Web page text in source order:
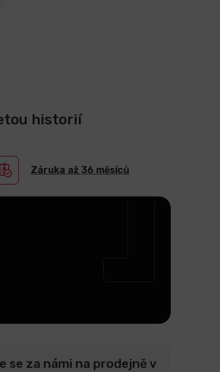
historií
Záruka až 36 měsíců
se za námi na prodejně v